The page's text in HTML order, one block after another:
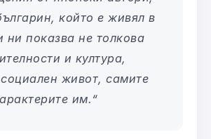
който е живял в
ни показва не толкова
и култура,
живот, самите
им.“